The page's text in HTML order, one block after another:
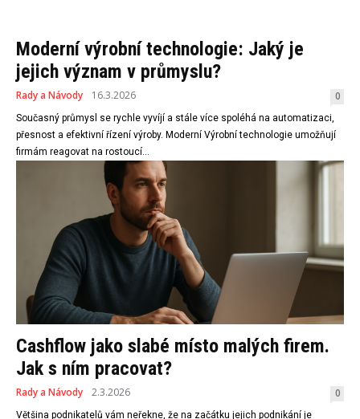
Moderní výrobní technologie: Jaký je
jejich význam v průmyslu?
Rady a Návody 16.3.2026 0
Současný průmysl se rychle vyvíjí a stále více spoléhá na automatizaci,
přesnost a efektivní řízení výroby. Moderní Výrobní technologie umožňují
firmám reagovat na rostoucí...
Cashflow jako slabé místo malých firem.
Jak s ním pracovat?
Rady a Návody 2.3.2026 0
Většina podnikatelů vám neřekne, že na začátku jejich podnikání je